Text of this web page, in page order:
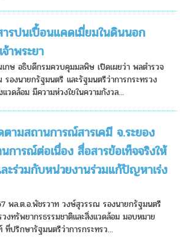
รปนเปื้อนแคดเมี่ยมในดินนอก
าพระยา
กษ อธิบดีกรมควบคุมมลพิษ เปิดเผยว่า พลตำรวจ
องนายกรัฐมนตรี และรัฐมนตรีว่าการกระทรวง
วดล้อม มีความห่วงใยในความกังวล...
ามสถานการณ์สารเคมี จ.ระยอง
การณ์ต่อเนื่อง สื่อสารข้อเท็จจริงให้
ะร่วมกับหน่วยงานร่วมแก้ปัญหาเร่ง
พล.ต.อ.พัชรวาท วงษ์สุวรรณ รองนายกรัฐมนตรี
งทรัพยากรธรรมชาติและสิ่งแวดล้อม มอบหมาย
ที่ปรึกษารัฐมนตรีว่าการกระทรว...